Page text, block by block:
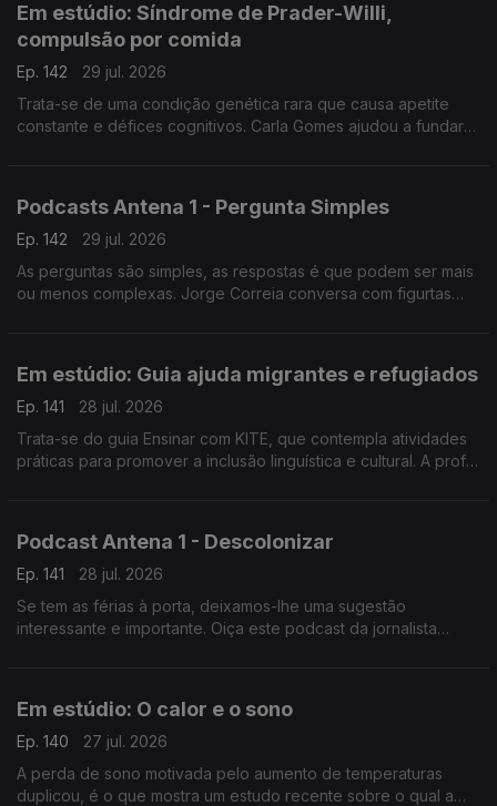
Em estúdio: Síndrome de Prader-Willi,
compulsão por comida
Ep. 142
29 jul. 2026
Trata-se de uma condição genética rara que causa apetite
constante e défices cognitivos. Carla Gomes ajudou a fundar
Podcasts Antena 1 - Pergunta Simples
Ep. 142
29 jul. 2026
As perguntas são simples, as respostas é que podem ser mais
ou menos complexas. Jorge Correia conversa com figurtas
Em estúdio: Guia ajuda migrantes e refugiados
Ep. 141
28 jul. 2026
Trata-se do guia Ensinar com KITE, que contempla atividades
práticas para promover a inclusão linguística e cultural. A prof
Podcast Antena 1 - Descolonizar
Ep. 141
28 jul. 2026
Se tem as férias à porta, deixamos-lhe uma sugestão
interessante e importante. Oiça este podcast da jornalista
Em estúdio: O calor e o sono
Ep. 140
27 jul. 2026
A perda de sono motivada pelo aumento de temperaturas
duplicou, é o que mostra um estudo recente sobre o qual a